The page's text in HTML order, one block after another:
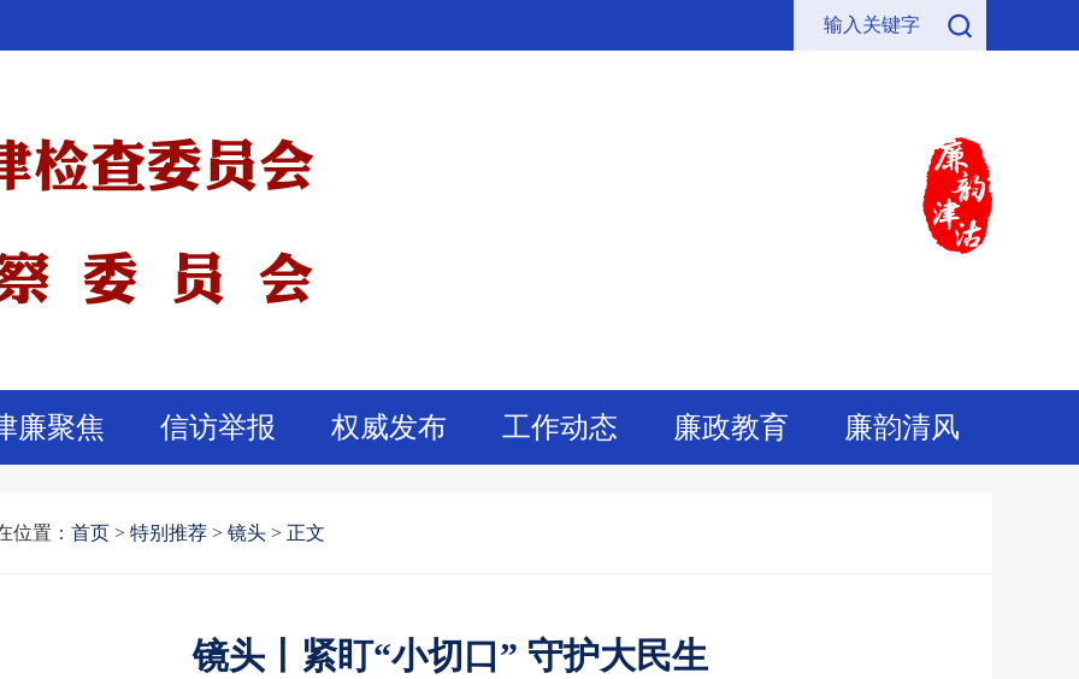
廉聚焦 信访举报 权威发布 工作动态 廉政教育 廉韵清风
位置： 首页 > 特别推荐 > 镜头 > 正文
镜头丨紧盯“小切口” 守护大民生